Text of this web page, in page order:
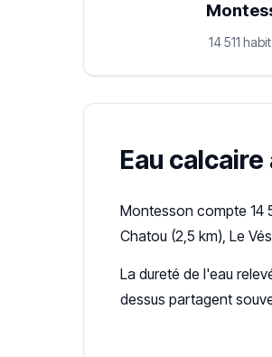
14 511
Eau
Montesson compte 14
Chatou (2,5 km), Le
La dureté de l'eau
dessus partagent